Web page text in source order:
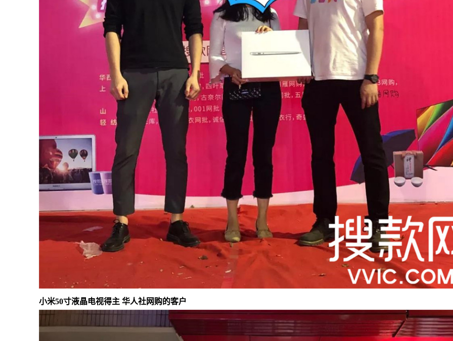
小米50寸液晶电视得主 华人社网购的客户